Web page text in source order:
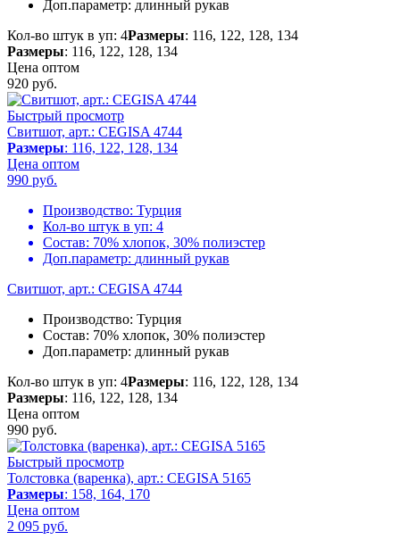
Доп.параметр: длинный рукав
Кол-во штук в уп: 4Размеры: 116, 122, 128, 134
Размеры: 116, 122, 128, 134
Цена оптом
920 руб.
Быстрый просмотр
Свитшот, арт.: CEGISA 4744
Размеры: 116, 122, 128, 134
Цена оптом
990 руб.
Производство: Турция
Кол-во штук в уп: 4
Состав: 70% хлопок, 30% полиэстер
Доп.параметр: длинный рукав
Свитшот, арт.: CEGISA 4744
Производство: Турция
Состав: 70% хлопок, 30% полиэстер
Доп.параметр: длинный рукав
Кол-во штук в уп: 4Размеры: 116, 122, 128, 134
Размеры: 116, 122, 128, 134
Цена оптом
990 руб.
Быстрый просмотр
Толстовка (варенка), арт.: CEGISA 5165
Размеры: 158, 164, 170
Цена оптом
2 095 руб.